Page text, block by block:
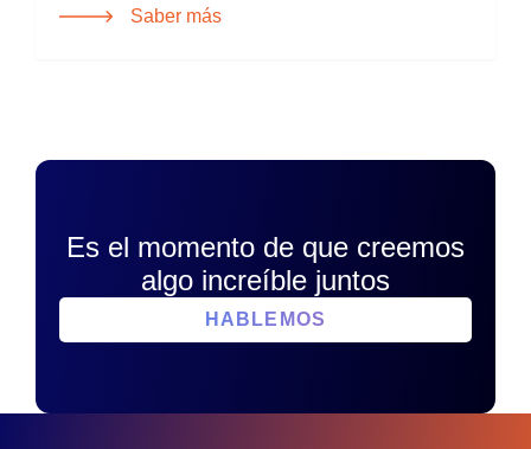
Saber más
Es el momento de que creemos
algo increíble juntos
HABLEMOS